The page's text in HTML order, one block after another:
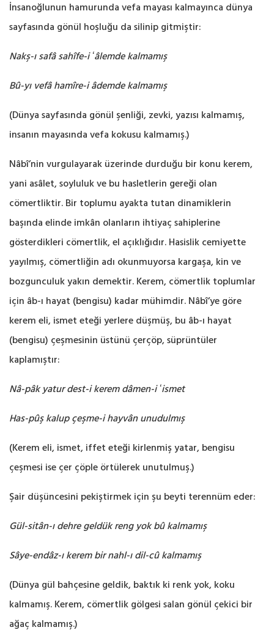
İnsanoğlunun hamurunda vefa mayası kalmayınca dünya
sayfasında gönül hoşluğu da silinip ‎gitmiştir:‎
Nakş-ı safâ sahîfe-i ʻâlemde kalmamış
Bû-yı vefâ hamîre-i âdemde kalmamış
(Dünya sayfasında gönül şenliği, zevki, yazısı kalmamış,
insanın mayasında vefa kokusu ‎kalmamış.‎)
Nâbî’nin vurgulayarak üzerinde durduğu bir konu kerem,
yani asâlet, soyluluk ve bu hasletlerin ‎gereği olan
cömertliktir. Bir toplumu ayakta tutan dinamiklerin
başında elinde imkân olanların ‎ihtiyaç sahiplerine
gösterdikleri cömertlik, el açıklığıdır. Hasislik cemiyette
yayılmış, cömertliğin ‎adı okunmuyorsa kargaşa, kin ve
bozgunculuk yakın demektir. Kerem, cömertlik toplumlar
için ‎âb-ı hayat (bengisu) kadar mühimdir. Nâbî’ye göre
kerem eli, ismet eteği yerlere düşmüş, bu âb-ı ‎hayat
(bengisu) çeşmesinin üstünü çerçöp, süprüntüler
kaplamıştır:‎
Nâ-pâk yatur dest-i kerem dâmen-i ʻismet
Has-pûş kalup çeşme-i hayvân unudulmış
(Kerem eli, ismet, iffet eteği kirlenmiş yatar, bengisu
çeşmesi ise çer çöple örtülerek unutulmuş.‎)
Şair düşüncesini pekiştirmek için şu beyti terennüm eder:‎
Gül-sitân-ı dehre geldük reng yok bû kalmamış
Sâye-endâz-ı kerem bir nahl-ı dil-cû kalmamış‎
(Dünya gül bahçesine geldik, baktık ki renk yok, koku
kalmamış. Kerem, cömertlik gölgesi salan gönül ‎çekici bir
ağaç kalmamış.‎)